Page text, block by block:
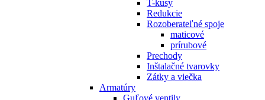
T-kusy
Redukcie
Rozoberateľné spoje
maticové
prírubové
Prechody
Inštalačné tvarovky
Zátky a viečka
Armatúry
Guľové ventily